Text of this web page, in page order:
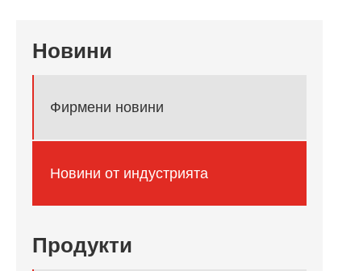
Новини
Фирмени новини
Новини от индустрията
Продукти